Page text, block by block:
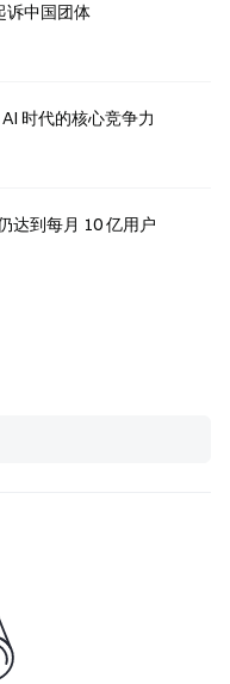
诉中国团体
时代的核心竞争力
达到每月 10 亿用户